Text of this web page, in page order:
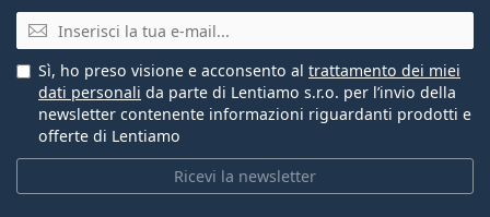
E-mail
Ricevi la newsletter
Sì, ho preso visione e acconsento al trattamento dei miei
dati personali da parte di Lentiamo s.r.o. per l’invio della
newsletter contenente informazioni riguardanti prodotti e
offerte di Lentiamo